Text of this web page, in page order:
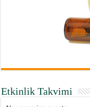
Etkinlik Takvimi